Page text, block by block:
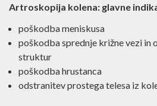
Artroskopija kolena: glavne
poškodba meniskusa
poškodba sprednje križne vezi in
struktur
poškodba hrustanca
odstranitev prostega telesa iz